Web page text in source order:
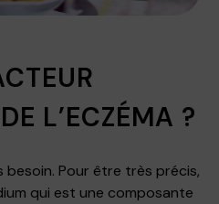
L’ECZÉMA ?
besoin. Pour être très précis,
qui est une composante